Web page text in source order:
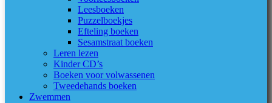
Leesboeken
Puzzelboekjes
Efteling boeken
Sesamstraat boeken
Leren lezen
Kinder CD’s
Boeken voor volwassenen
Tweedehands boeken
Zwemmen